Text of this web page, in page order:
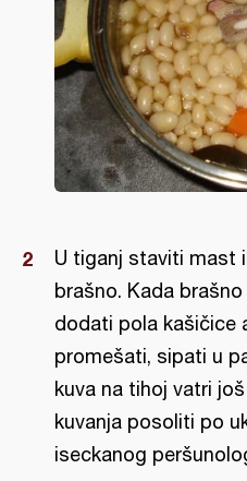
U tiganj staviti mast
brašno. Kada
dodati pola kašičice
promešati, sipati u
kuva na tihoj vatri
kuvanja posoliti po
iseckanog